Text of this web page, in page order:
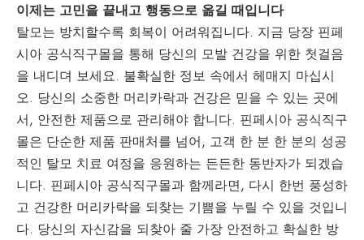
이제는 고민을 끝내고 행동으로 옮길 때입니다
탈모는 방치할수록 회복이 어려워집니다. 지금 당장 핀페
시아 공식직구몰을 통해 당신의 모발 건강을 위한 첫걸음
을 내디뎌 보세요. 불확실한 정보 속에서 헤매지 마십시
오. 당신의 소중한 머리카락과 건강은 믿을 수 있는 곳에
서, 안전한 제품으로 관리해야 합니다. 핀페시아 공식직구
몰은 단순한 제품 판매처를 넘어, 고객 한 분 한 분의 성공
적인 탈모 치료 여정을 응원하는 든든한 동반자가 되겠습
니다. 핀페시아 공식직구몰과 함께라면, 다시 한번 풍성하
고 건강한 머리카락을 되찾는 기쁨을 누릴 수 있을 것입니
다. 당신의 자신감을 되찾아 줄 가장 안전하고 확실한 방